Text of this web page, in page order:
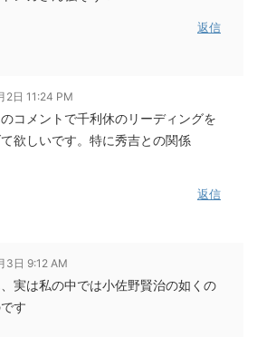
返信
2日 11:24 PM
コメントで千利休のリーディングを
欲しいです。特に秀吉との関係
。
返信
3日 9:12 AM
実は私の中では小佐野賢治の如くの
す